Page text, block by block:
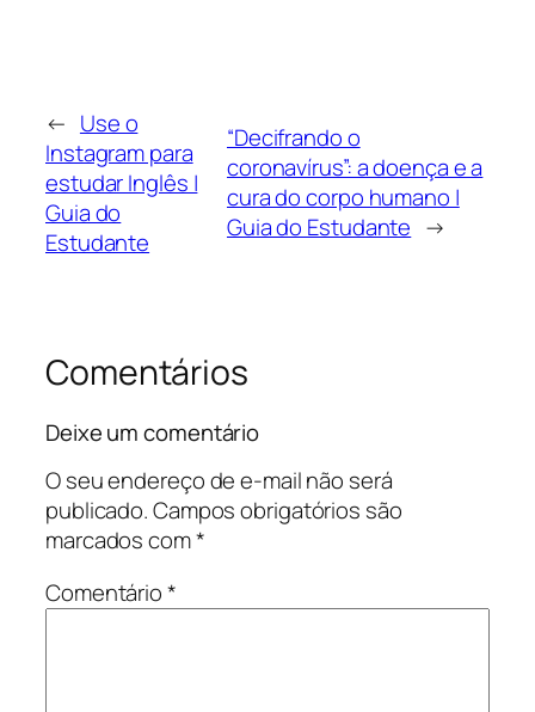
← Use o
Instagram para
estudar Inglês |
Guia do
Estudante
“Decifrando o
coronavírus”: a doença e a
cura do corpo humano |
Guia do Estudante →
Comentários
Deixe um comentário
O seu endereço de e-mail não será
publicado.Campos obrigatórios são
marcados com*
Comentário*